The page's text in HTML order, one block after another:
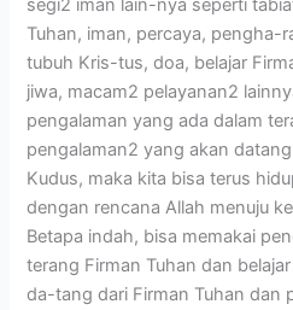
Tuhan, iman, percaya, pengha-
tubuh Kris-tus, doa, belajar
jiwa, macam2 pelayanan2
pengalaman yang ada dalam
pengalaman2 yang akan
Kudus, maka kita bisa terus
dengan rencana Allah menuju
Betapa indah, bisa memakai
terang Firman Tuhan dan
da-tang dari Firman Tuhan dan